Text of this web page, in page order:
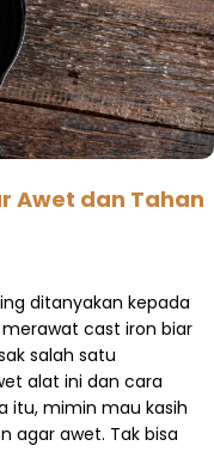
Awet dan Tahan
ditanyakan kepada
merawat cast iron biar
salah satu
alat ini dan cara
itu, mimin mau kasih
agar awet. Tak bisa